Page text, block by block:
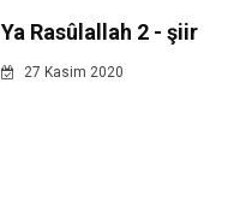
Ya Rasûlallah 2 - şiir
27 Kasim 2020